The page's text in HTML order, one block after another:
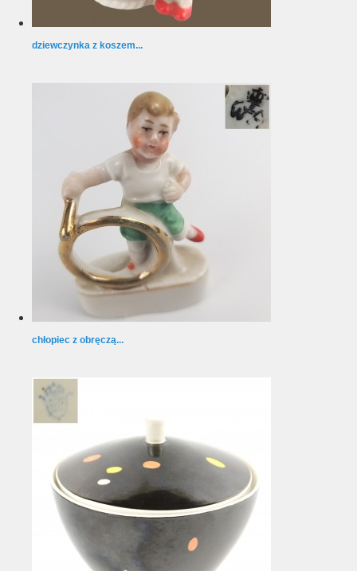
dziewczynka z koszem...
chłopiec z obręczą...